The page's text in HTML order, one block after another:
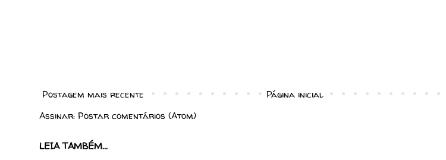
Postagem mais recente
Página inicial
Assinar: Postar comentários (Atom)
LEIA TAMBÉM...